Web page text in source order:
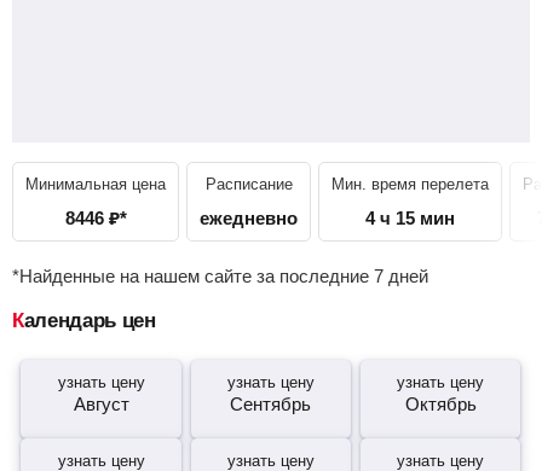
Минимальная цена
8446 ₽*
Расписание
ежедневно
Мин. время перелета
4 ч 15 мин
*Найденные на нашем сайте за последние 7 дней
Календарь цен
узнать цену
Август
узнать цену
Сентябрь
узнать цену
Октябрь
узнать цену узнать цену узнать цену